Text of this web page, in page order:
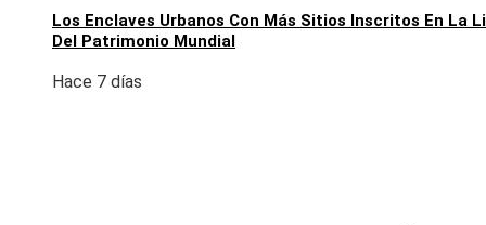
Los Enclaves Urbanos Con Más Sitios Inscritos En La
Del Patrimonio Mundial
Hace 7 días